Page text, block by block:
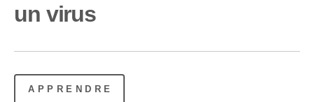
un virus
APPRENDRE